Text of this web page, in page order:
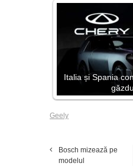
Italia și Spania
Geely
Bosch mizează pe
modelul